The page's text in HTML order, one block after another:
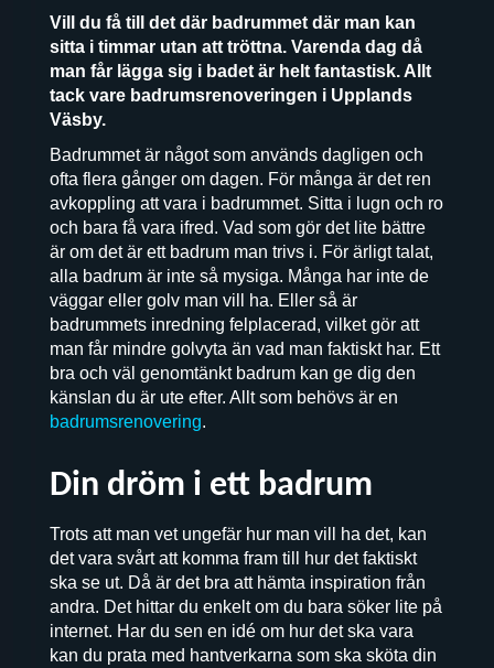
Vill du få till det där badrummet där man kan
sitta i timmar utan att tröttna. Varenda dag då
man får lägga sig i badet är helt fantastisk. Allt
tack vare badrumsrenoveringen i Upplands
Väsby.
Badrummet är något som används dagligen och
ofta flera gånger om dagen. För många är det ren
avkoppling att vara i badrummet. Sitta i lugn och ro
och bara få vara ifred. Vad som gör det lite bättre
är om det är ett badrum man trivs i. För ärligt talat,
alla badrum är inte så mysiga. Många har inte de
väggar eller golv man vill ha. Eller så är
badrummets inredning felplacerad, vilket gör att
man får mindre golvyta än vad man faktiskt har. Ett
bra och väl genomtänkt badrum kan ge dig den
känslan du är ute efter. Allt som behövs är en
badrumsrenovering.
Din dröm i ett badrum
Trots att man vet ungefär hur man vill ha det, kan
det vara svårt att komma fram till hur det faktiskt
ska se ut. Då är det bra att hämta inspiration från
andra. Det hittar du enkelt om du bara söker lite på
internet. Har du sen en idé om hur det ska vara
kan du prata med hantverkarna som ska sköta din